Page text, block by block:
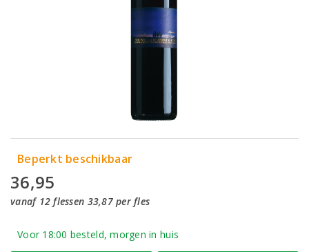
Beperkt beschikbaar
36,95
vanaf 12 flessen 33,87 per fles
Voor 18:00 besteld, morgen in huis